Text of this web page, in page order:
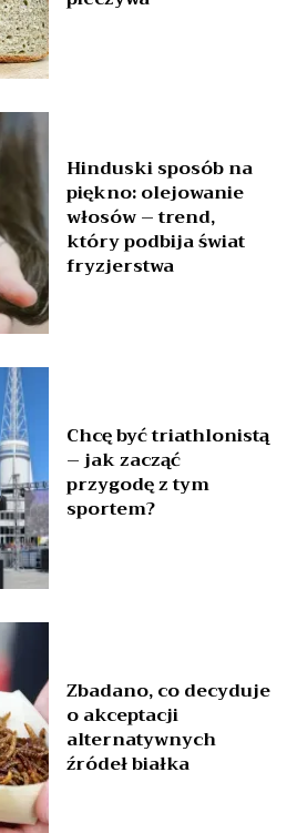
Hinduski sposób na
piękno: olejowanie
włosów – trend,
który podbija świat
fryzjerstwa
Chcę być triathlonistą
– jak zacząć
przygodę z tym
sportem?
Zbadano, co decyduje
o akceptacji
alternatywnych
źródeł białka